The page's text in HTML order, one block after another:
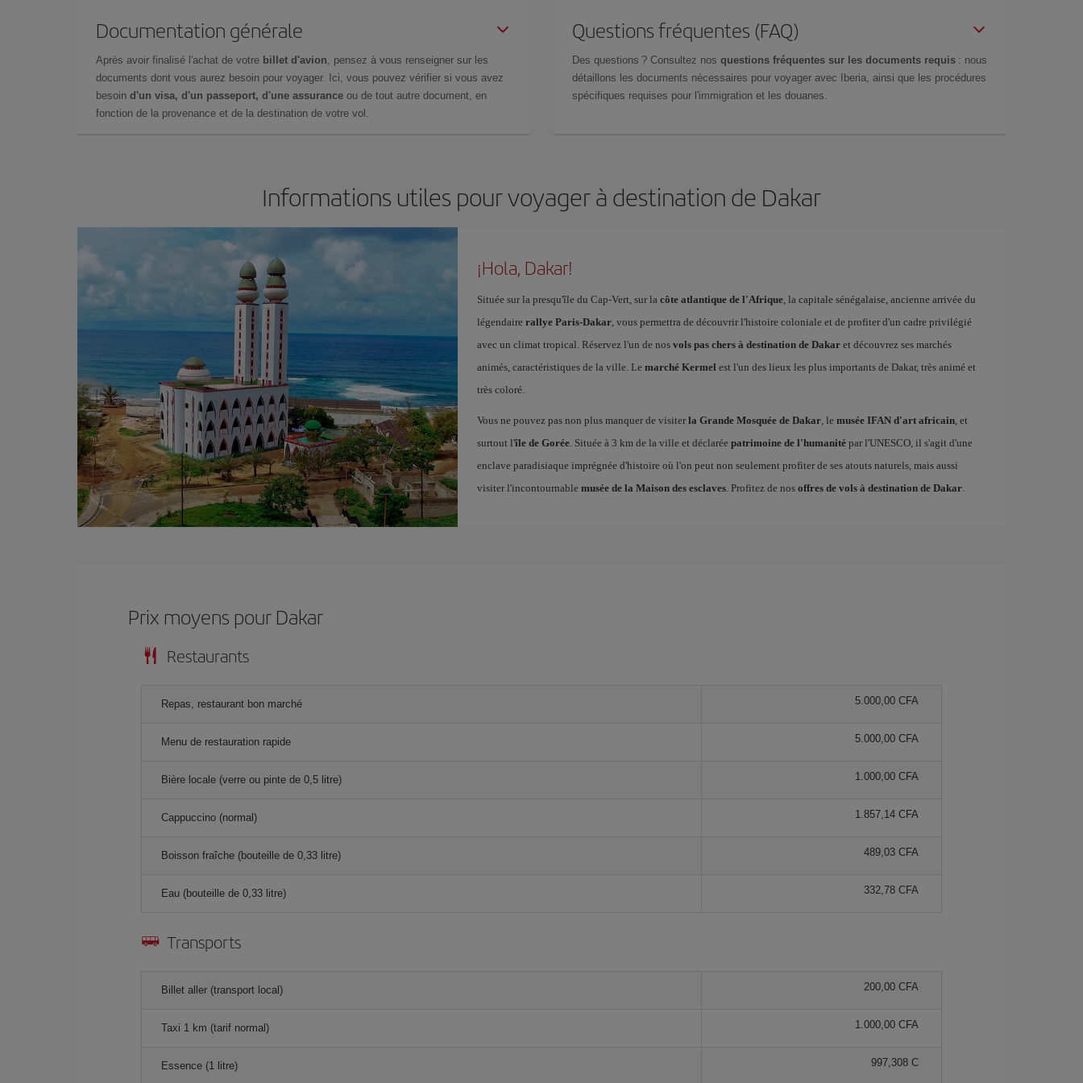
Documentation générale
Après avoir finalisé l'achat de votre billet d'avion, pensez à vous renseigner sur les
documents dont vous aurez besoin pour voyager. Ici, vous pouvez vérifier si vous avez
besoin d'un visa, d'un passeport, d'une assurance ou de tout autre document, en
fonction de la provenance et de la destination de votre vol.
Questions fréquentes (FAQ)
Des questions ? Consultez nos questions fréquentes sur les documents requis : nous
détaillons les documents nécessaires pour voyager avec Iberia, ainsi que les procédures
spécifiques requises pour l'immigration et les douanes.
Informations utiles pour voyager à destination de Dakar
¡Hola, Dakar!
Située sur la presqu'île du Cap-Vert, sur la côte atlantique de l'Afrique, la capitale sénégalaise, ancienne arrivée du
légendaire rallye Paris-Dakar, vous permettra de découvrir l'histoire coloniale et de profiter d'un cadre privilégié
avec un climat tropical. Réservez l'un de nos vols pas chers à destination de Dakaret découvrez ses marchés
animés, caractéristiques de la ville. Le marché Kermel est l'un des lieux les plus importants de Dakar, très animé et
très coloré.
Vous ne pouvez pas non plus manquer de visiter la Grande Mosquée de Dakar, le musée IFAN d'art africain, et
surtout l'île de Gorée. Située à 3 km de la ville et déclarée patrimoine de l'humanitépar l'UNESCO, il s'agit d'une
enclave paradisiaque imprégnée d'histoire où l'on peut non seulement profiter de ses atouts naturels, mais aussi
visiter l'incontournable musée de la Maison des esclaves. Profitez de nos offres de vols à destination de Dakar.
Prix ​​moyens pour Dakar
Restaurants
Repas, restaurant bon marché 5.000,00 CFA
Menu de restauration rapide 5.000,00 CFA
Bière locale (verre ou pinte de 0,5 litre) 1.000,00 CFA
Cappuccino (normal) 1.857,14 CFA
Boisson fraîche (bouteille de 0,33 litre) 489,03 CFA
Eau (bouteille de 0,33 litre) 332,78 CFA
Transports
Billet aller (transport local) 200,00 CFA
Taxi 1 km (tarif normal) 1.000,00 CFA
Essence (1 litre) 997,308 C